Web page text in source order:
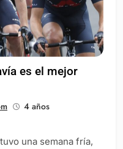
es el mejor
4 años
una semana fría,